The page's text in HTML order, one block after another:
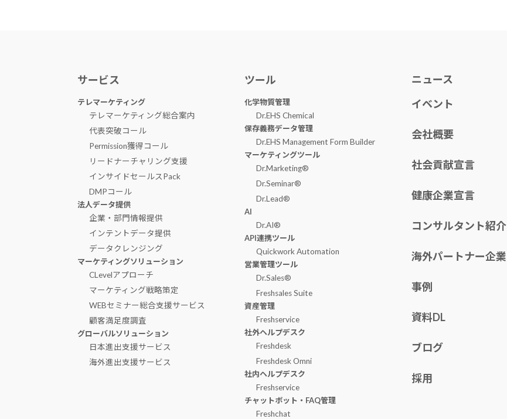
サービス
テレマーケティング
テレマーケティング総合案内
代表突破コール
Permission獲得コール
リードナーチャリング支援
インサイドセールスPack
DMPコール
法人データ提供
企業・部門情報提供
インテントデータ提供
データクレンジング
マーケティングソリューション
CLevelアプローチ
マーケティング戦略策定
WEBセミナー総合支援サービス
顧客満足度調査
グローバルソリューション
日本進出支援サービス
海外進出支援サービス
ツール
化学物質管理
Dr.EHS Chemical
保存義務データ管理
Dr.EHS Management Form Builder
マーケティングツール
Dr.Marketing®
Dr.Seminar®
Dr.Lead®
AI
Dr.AI®
API連携ツール
Quickwork Automation
営業管理ツール
Dr.Sales®
Freshsales Suite
資産管理
Freshservice
社外ヘルプデスク
Freshdesk
Freshdesk Omni
社内ヘルプデスク
Freshservice
チャットボット・FAQ管理
Freshchat
ニュース
イベント
会社概要
社会貢献宣言
健康企業宣言
コンサルタント紹介
海外パートナー企業
事例
資料DL
ブログ
採用